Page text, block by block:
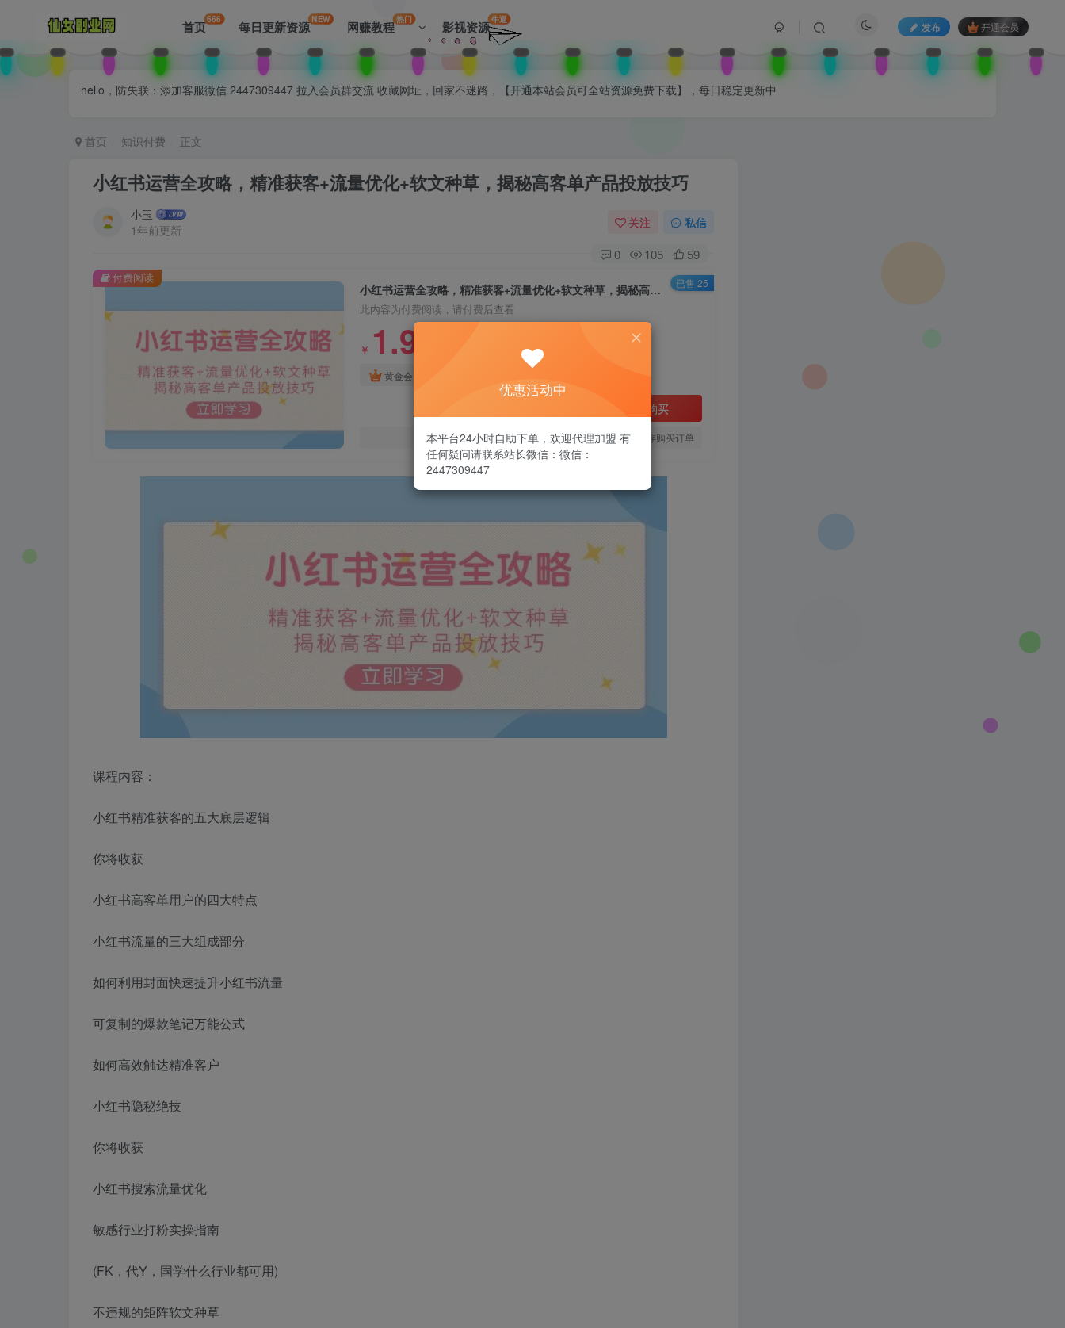
首页666 每日更新资源NEW 网赚教程热门 影视资源牛逼
发布 开通会员
hello，防失联：添加客服微信 2447309447 拉入会员群交流 收藏网址，回家不迷路，【开通本站会员可全站资源免费下载】，每日稳定更新中
首页 知识付费 正文
小红书运营全攻略，精准获客+流量优化+软文种草，揭秘高客单产品投放技巧
小玉
1年前更新
关注 私信
0 105 59
小红书运营全攻略，精准获客+流量优化+软文种草，揭秘高客单产品投放技巧
此内容为付费阅读，请付费后查看
￥ 1.99
黄金会员
立即购买
您当前未登录！建议登陆后购买，可保存购买订单
付费阅读 已售 25
课程内容：
小红书精准获客的五大底层逻辑
你将收获
小红书高客单用户的四大特点
小红书流量的三大组成部分
如何利用封面快速提升小红书流量
可复制的爆款笔记万能公式
如何高效触达精准客户
小红书隐秘绝技
你将收获
小红书搜索流量优化
敏感行业打粉实操指南
(FK，代Y，国学什么行业都可用)
不违规的矩阵软文种草
优惠活动中
本平台24小时自助下单，欢迎代理加盟 有
任何疑问请联系站长微信：微信：
2447309447